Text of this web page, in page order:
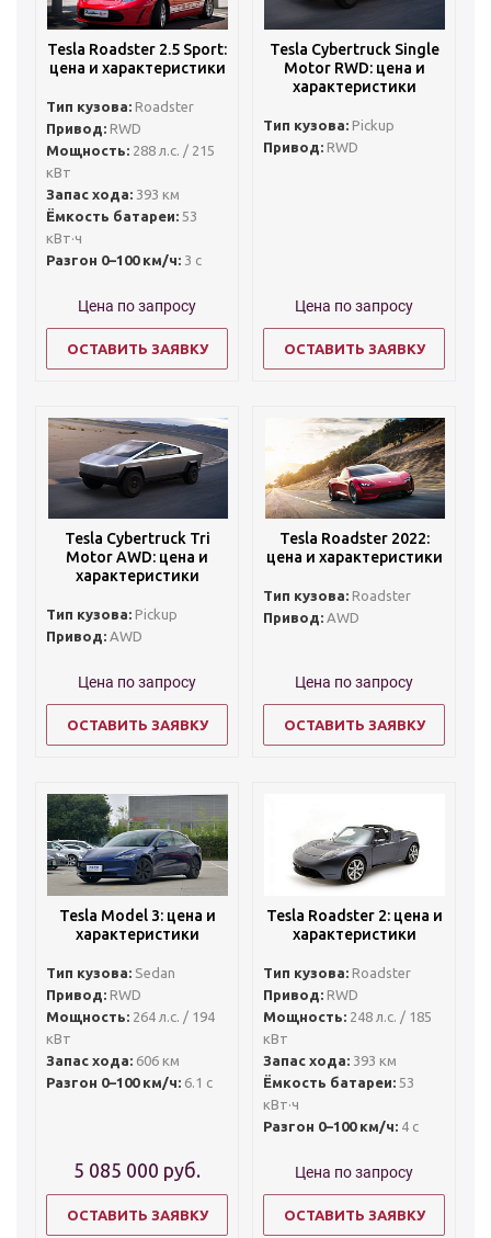
Tesla Roadster 2.5 Sport:
цена и характеристики
Тип кузова: Roadster
Привод: RWD
Мощность: 288 л.с. / 215
кВт
Запас хода: 393 км
Ёмкость батареи: 53
кВт·ч
Разгон 0–100 км/ч: 3 с
Цена по запросу
ОСТАВИТЬ ЗАЯВКУ
Tesla Cybertruck Single
Motor RWD: цена и
характеристики
Тип кузова: Pickup
Привод: RWD
Цена по запросу
ОСТАВИТЬ ЗАЯВКУ
Tesla Cybertruck Tri
Motor AWD: цена и
характеристики
Тип кузова: Pickup
Привод: AWD
Цена по запросу
ОСТАВИТЬ ЗАЯВКУ
Tesla Roadster 2022:
цена и характеристики
Тип кузова: Roadster
Привод: AWD
Цена по запросу
ОСТАВИТЬ ЗАЯВКУ
Tesla Model 3: цена и
характеристики
Тип кузова: Sedan
Привод: RWD
Мощность: 264 л.с. / 194
кВт
Запас хода: 606 км
Разгон 0–100 км/ч: 6.1 с
5 085 000 руб.
ОСТАВИТЬ ЗАЯВКУ
Tesla Roadster 2: цена и
характеристики
Тип кузова: Roadster
Привод: RWD
Мощность: 248 л.с. / 185
кВт
Запас хода: 393 км
Ёмкость батареи: 53
кВт·ч
Разгон 0–100 км/ч: 4 с
Цена по запросу
ОСТАВИТЬ ЗАЯВКУ